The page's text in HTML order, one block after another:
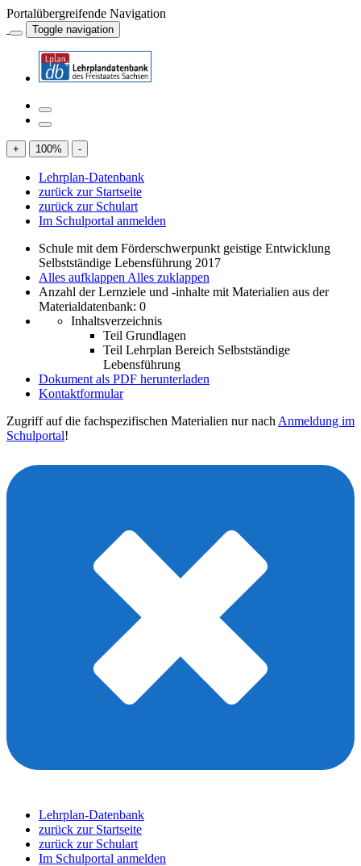
Portalübergreifende Navigation
Toggle navigation
+ 100% -
Lehrplan-Datenbank
zurück zur Startseite
zurück zur Schulart
Im Schulportal anmelden
Schule mit dem Förderschwerpunkt geistige Entwicklung
Selbstständige Lebensführung 2017
Alles aufklappen Alles zuklappen
Anzahl der Lernziele und -inhalte mit Materialien aus der
Materialdatenbank: 0
Inhaltsverzeichnis
Teil Grundlagen
Teil Lehrplan Bereich Selbstständige
Lebensführung
Dokument als PDF herunterladen
Kontaktformular
Zugriff auf die fachspezifischen Materialien nur nach Anmeldung im
Schulportal!
Lehrplan-Datenbank
zurück zur Startseite
zurück zur Schulart
Im Schulportal anmelden